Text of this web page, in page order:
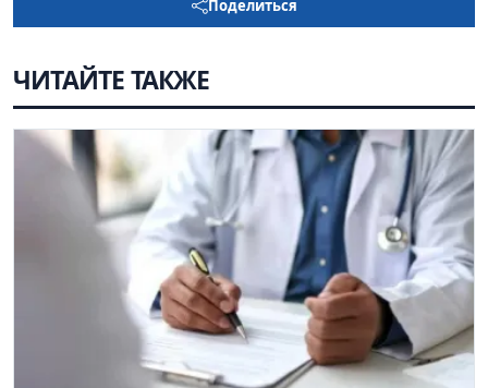
Поделиться
ЧИТАЙТЕ ТАКЖЕ